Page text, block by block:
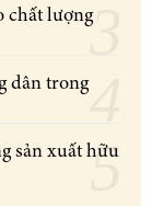
chất lượng
dân trong
sản xuất hữu